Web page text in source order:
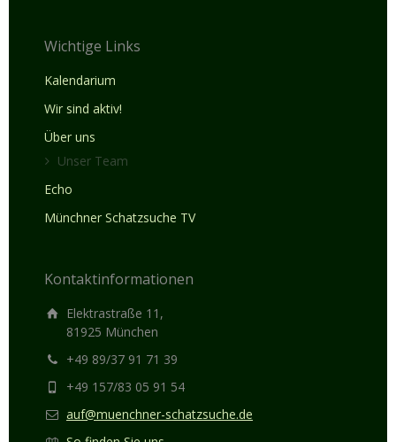
Wichtige Links
Kalendarium
Wir sind aktiv!
Über uns
Unser Team
Echo
Münchner Schatzsuche TV
Kontaktinformationen
Elektrastraße 11,
81925 München
+49 89/37 91 71 39
+49 157/83 05 91 54
auf@muenchner-schatzsuche.de